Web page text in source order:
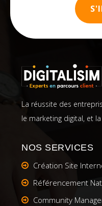
La réussite des
le marketing digital, et
NOS SERVICES
Création Site
Référencement
Community